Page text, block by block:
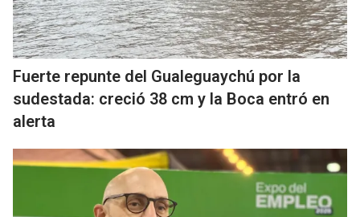
Fuerte repunte del Gualeguaychú por la
sudestada: creció 38 cm y la Boca entró en
alerta